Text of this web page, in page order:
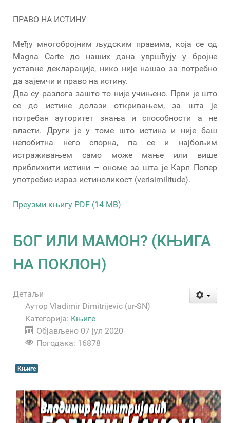
ПРАВО НА ИСТИНУ
Међу многобројним људским правима, која се од
Magna Carte до наших дана увршћују у бројне
уставне декларације, нико није нашао за потребно
да зајемчи и право на истину.
Два су разлога зашто то није учињено. Први је што
се до истине долази откривањем, за шта је
потребан ауторитет знања и способности а не
власти. Други је у томе што истина и није баш
непобитна него спорна, па се и најбољим
истраживањем само може мање или више
приближити истини – ономе за шта је Карл Попер
употребио израз истиноликост (verisimilitude).
Преузми књигу PDF (14 MB)
БОГ ИЛИ МАМОН? (КЊИГА
НА ПОКЛОН)
Детаљи
Аутор Vladimir Dimitrijevic (ur-SN)
Категорија: Књиге
Објављено 07 јул 2020
Погодака: 16878
Књиге